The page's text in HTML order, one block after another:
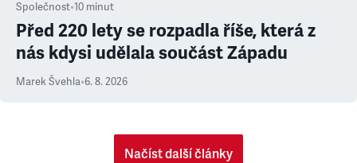
Společnost•10 minut
Před 220 lety se rozpadla říše, která z
nás kdysi udělala součást Západu
Marek Švehla•6. 8. 2026
Načíst další články